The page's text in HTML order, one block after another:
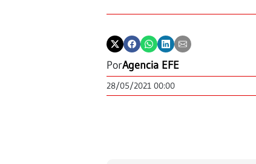
PorAgencia EFE
28/05/2021 00:00